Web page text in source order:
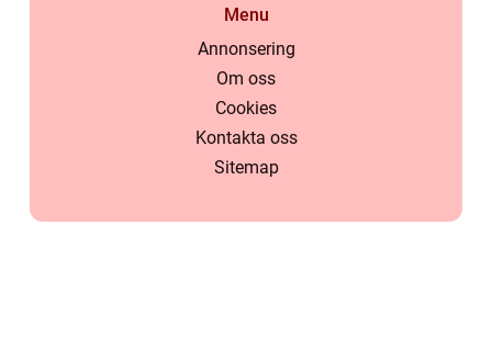
Menu
Annonsering
Om oss
Cookies
Kontakta oss
Sitemap